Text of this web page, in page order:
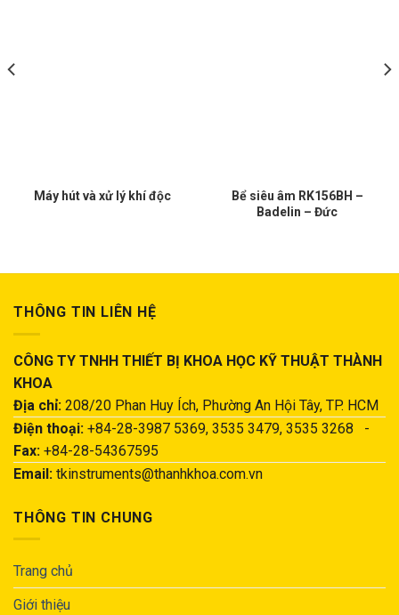
Máy hút và xử lý khí độc
Bể siêu âm RK156BH –
Badelin – Đức
THÔNG TIN LIÊN HỆ
CÔNG TY TNHH THIẾT BỊ KHOA HỌC KỸ THUẬT THÀNH
KHOA
Địa chỉ: 208/20 Phan Huy Ích, Phường An Hội Tây, TP. HCM
Điện thoại: +84-28-3987 5369, 3535 3479, 3535 3268 -
Fax: +84-28-54367595
Email: tkinstruments@thanhkhoa.com.vn
THÔNG TIN CHUNG
Trang chủ
Giới thiệu